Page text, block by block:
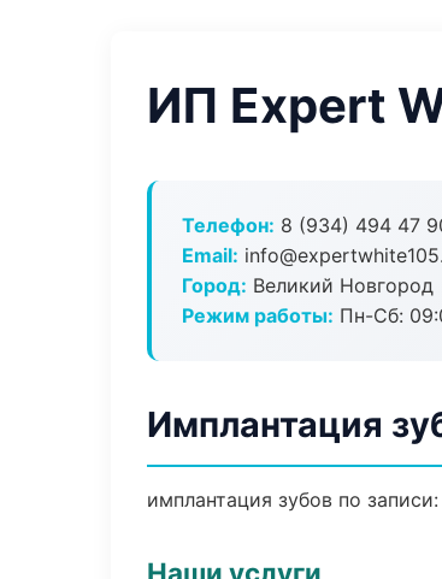
ИП Expert
Телефон: 8 (934) 494 47
Email:
Город: Великий Новгород
Режим работы: Пн-Сб:
Имплантация
имплантация зубов по
Наши услуги